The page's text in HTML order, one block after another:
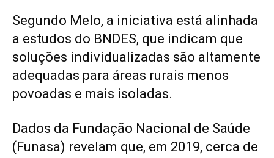
Segundo Melo, a iniciativa está alinhada
a estudos do BNDES, que indicam que
soluções individualizadas são altamente
adequadas para áreas rurais menos
povoadas e mais isoladas.
Dados da Fundação Nacional de Saúde
(Funasa) revelam que, em 2019, cerca de